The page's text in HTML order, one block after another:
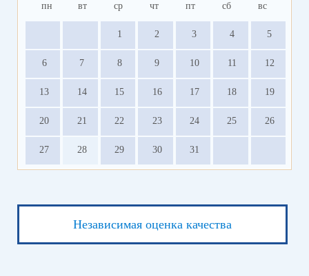
Право на смену уровня сдачи ЕГЭ по математике у участников ЕГЭ в
дополнительные дни сохраняется.
При получении нового результата в дополнительные дни предыдущий
результат ЕГЭ по пересдаваемому учебному предмету аннулируется.
пн вт ср чт пт сб вс
1 2 3 4 5
6 7 8 9 10 11 12
13 14 15 16 17 18 19
20 21 22 23 24 25 26
27 28 29 30 31
Независимая оценка качества